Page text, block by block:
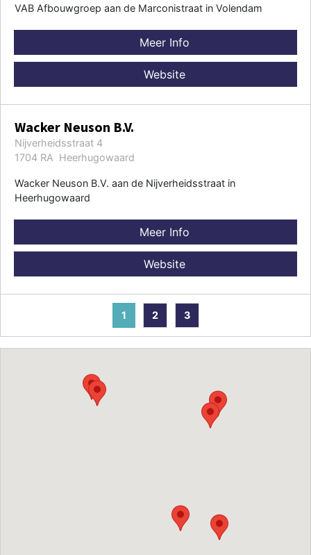
VAB Afbouwgroep aan de Marconistraat in Volendam
Meer Info
Website
Wacker Neuson B.V.
Nijverheidsstraat 4
1704 RA Heerhugowaard
Wacker Neuson B.V. aan de Nijverheidsstraat in
Heerhugowaard
Meer Info
Website
1 2 3